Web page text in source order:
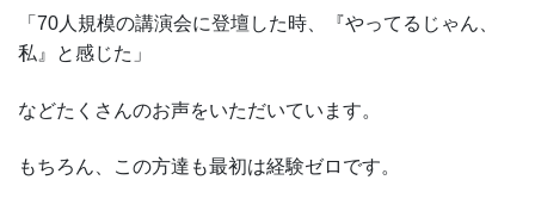
「70人規模の講演会に登壇した時、『やってるじゃん、
私』と感じた」
などたくさんのお声をいただいています。
もちろん、この方達も最初は経験ゼロです。